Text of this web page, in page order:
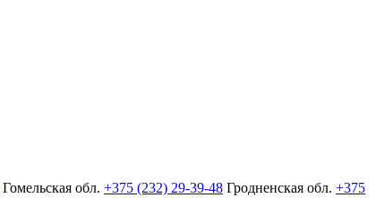
Гомельская обл. +375 (232) 29-39-48 Гродненская обл. +375